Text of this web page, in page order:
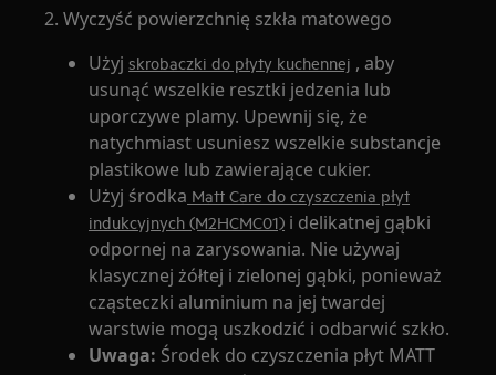
2. Wyczyść powierzchnię szkła matowego
Użyjskrobaczki do płyty kuchennej , aby
usunąć wszelkie resztki jedzenia lub
uporczywe plamy. Upewnij się, że
natychmiast usuniesz wszelkie substancje
plastikowe lub zawierające cukier.
Użyj środka Matt Care do czyszczenia płyt
indukcyjnych (M2HCMC01) i delikatnej gąbki
odpornej na zarysowania. Nie używaj
klasycznej żółtej i zielonej gąbki, ponieważ
cząsteczki aluminium na jej twardej
warstwie mogą uszkodzić i odbarwić szkło.
Uwaga: Środek do czyszczenia płyt MATT